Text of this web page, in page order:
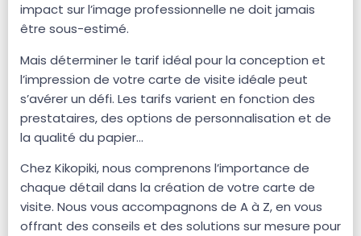
impact sur l’image professionnelle ne doit jamais
être sous-estimé.
Mais déterminer le tarif idéal pour la conception et
l’impression de votre carte de visite idéale peut
s’avérer un défi. Les tarifs varient en fonction des
prestataires, des options de personnalisation et de
la qualité du papier…
Chez Kikopiki, nous comprenons l’importance de
chaque détail dans la création de votre carte de
visite. Nous vous accompagnons de A à Z, en vous
offrant des conseils et des solutions sur mesure pour